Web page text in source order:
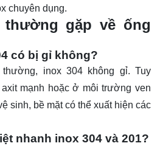
chuyên dụng.
thường gặp về ống
có bị gỉ không?
inox 304 không gỉ. Tuy
mạnh hoặc ở môi trường ven
sinh, bề mặt có thể xuất hiện các
nhanh inox 304 và 201?